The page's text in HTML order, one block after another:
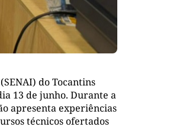
do Tocantins
13 de junho. Durante a
apresenta experiências
técnicos ofertados